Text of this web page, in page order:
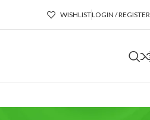
WISHLISTLOGIN / REGISTER